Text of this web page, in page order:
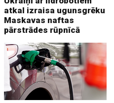
atkal izraisa ugunsgrēku
Maskavas naftas
pārstrādes rūpnīcā